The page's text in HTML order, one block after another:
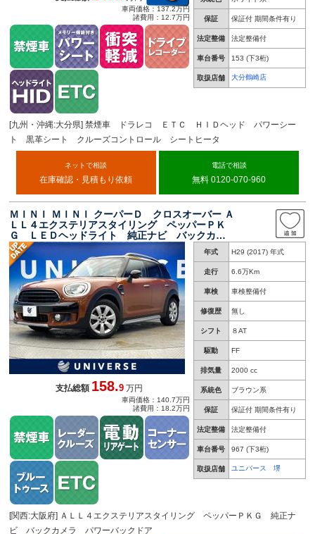
保証 保証付 期間条件有り
法定整備 法定整備付
車台番号 153 (下3桁)
取扱店舗 大分鶴崎店
車両価格：137.2万円
諸費用：12.7万円
[九州・沖縄:大分県] 禁煙車 ドラレコ ＥＴＣ ＨＩＤヘッド パワーシー
ト 黒革シート クルーズコントロール シートヒータ
ネットで相談
在庫確認・見積もり依頼
電話で相談
無料 0120-070-960
ＭＩＮＩ ＭＩＮＩ クーパーＤ クロスオーバー Ａ
ＬＬ４エクステリアスタイリング ペッパーＰＫ
Ｇ ＬＥＤヘッドライト 純正ナビ バックカメ
ラ パワーバックドア デュアルオートエアコ
ン アダプティブクルーズコントロール コーナ
ーセンサー 禁煙車
年式 H29 (2017) 年式
走行 6.6万Km
車検 車検整備付
修復歴 無し
シフト ８AT
駆動 FF
排気量 2000 cc
系統色 ブラウン系
保証 保証付 期間条件有り
法定整備 法定整備付
車台番号 967 (下3桁)
取扱店舗 ユニバース 堺
支払総額158.9 万円
車両価格：140.7万円
諸費用：18.2万円
[関西:大阪府] ＡＬＬ４エクステリアスタイリング ペッパーＰＫＧ 純正ナ
ビ バックカメラ パワーバックドア